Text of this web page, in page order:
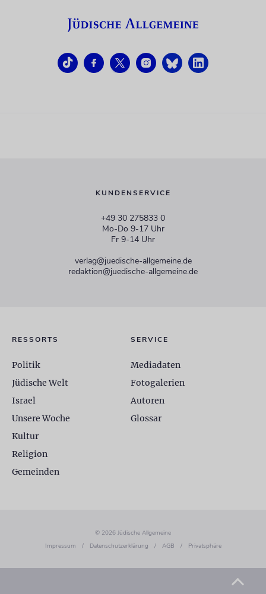
KUNDENSERVICE
+49 30 275833 0
Mo-Do 9-17 Uhr
Fr 9-14 Uhr
verlag@juedische-allgemeine.de
redaktion@juedische-allgemeine.de
RESSORTS
Politik
Jüdische Welt
Israel
Unsere Woche
Kultur
Religion
Gemeinden
SERVICE
Mediadaten
Fotogalerien
Autoren
Glossar
© 2026 Jüdische Allgemeine
Impressum
/ Datenschutzerklärung / AGB / Privatsphäre